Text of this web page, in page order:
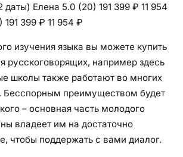
даты) Елена 5.0 (20) 191 399 ₽ 11 954
191 399 ₽ 11 954 ₽
изучения языка вы можете купить
русскоговорящих, например здесь
школы также работают во многих
Бесспорным преимуществом будет
– основная часть молодого
владеет им на достаточно
чтобы поддержать с вами диалог.